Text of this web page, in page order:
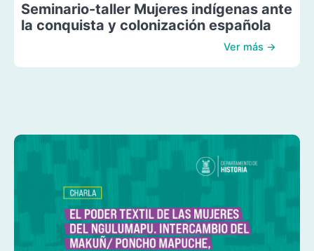
Seminario-taller Mujeres indígenas ante
la conquista y colonización española
Ver más →